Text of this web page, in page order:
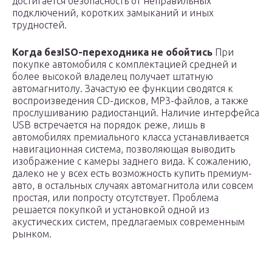
подключений, коротких замыканий и иных
трудностей.
Когда безISO-переходника не обойтись При
покупке автомобиля с комплектацией средней и
более высокой владелец получает штатную
автомагнитолу. Зачастую ее функции сводятся к
воспроизведения CD-дисков, МР3-файлов, а также
прослушиванию радиостанций. Наличие интерфейса
USB встречается на порядок реже, лишь в
автомобилях премиального класса устанавливается
навигационная система, позволяющая выводить
изображение с камеры заднего вида. К сожалению,
далеко не у всех есть возможность купить премиум-
авто, в остальных случаях автомагнитола или совсем
простая, или попросту отсутствует. Проблема
решается покупкой и установкой одной из
акустических систем, предлагаемых современным
рынком.